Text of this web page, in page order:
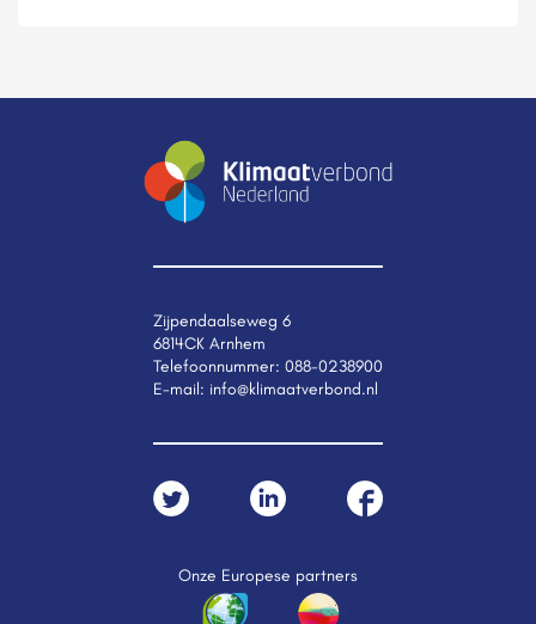
Zijpendaalseweg 6
6814CK Arnhem
Telefoonnummer: 088-0238900
E-mail: info@klimaatverbond.nl
Onze Europese partners